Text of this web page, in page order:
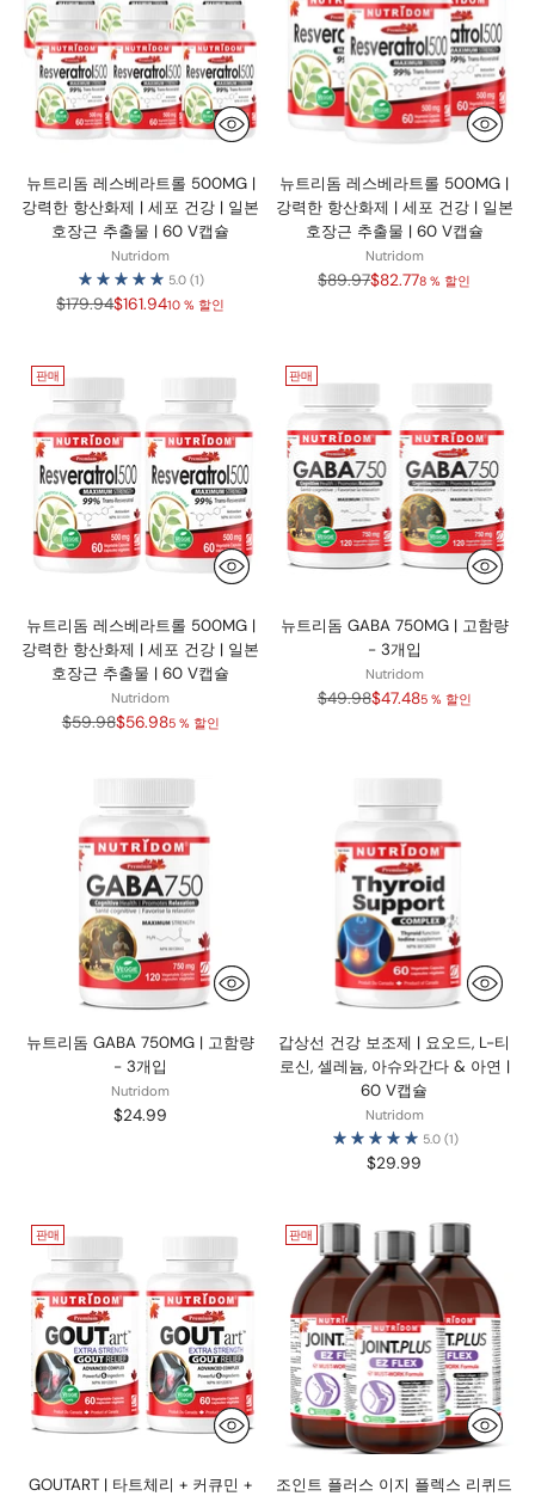
뉴트리돔 레스베라트롤 500MG |
강력한 항산화제 | 세포 건강 | 일본
호장근 추출물 | 60 V캡슐
Nutridom
5.0 (1)
정
$179.94$161.9410 % 할인
뉴트리돔 레스베라트롤 500MG |
강력한 항산화제 | 세포 건강 | 일본
호장근 추출물 | 60 V캡슐
Nutridom
정
$89.97$82.778 % 할인
판매
뉴트리돔 레스베라트롤 500MG |
강력한 항산화제 | 세포 건강 | 일본
호장근 추출물 | 60 V캡슐
Nutridom
정
$59.98$56.985 % 할인
판매
뉴트리돔 GABA 750MG | 고함량
- 3개입
Nutridom
정
$49.98$47.485 % 할인
뉴트리돔 GABA 750MG | 고함량
- 3개입
Nutridom
$24.99
갑상선 건강 보조제 | 요오드, L-티
로신, 셀레늄, 아슈와간다 & 아연 |
60 V캡슐
Nutridom
5.0 (1)
$29.99
판매
GOUTART | 타트체리 + 커큐민 +
판매
조인트 플러스 이지 플렉스 리퀴드